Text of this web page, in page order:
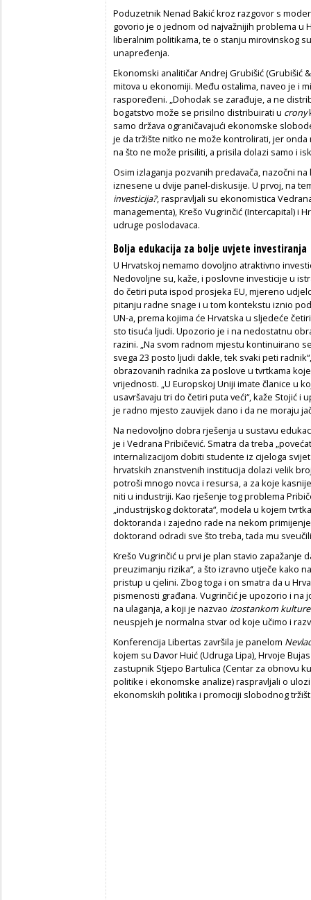
Poduzetnik Nenad Bakić kroz razgovor s
govorio je o jednom od najvažnijih problema u
liberalnim politikama, te o stanju mirovinskog
unapređenja.
Ekonomski analitičar Andrej Grubišić (Grubišić
mitova u ekonomiji. Među ostalima, naveo je i
raspoređeni. „Dohodak se zarađuje, a ne
bogatstvo može se prisilno distribuirati u crony
samo država ograničavajući ekonomske
je da tržište nitko ne može kontrolirati, jer
na što ne može prisiliti, a prisila dolazi samo i
Osim izlaganja pozvanih predavača, nazočni
iznesene u dvije panel-diskusije. U prvoj, na
investicija?, raspravljali su ekonomistica
managementa), Krešo Vugrinčić (Intercapital) i
udruge poslodavaca.
Bolja edukacija za bolje uvjete investiranja
U Hrvatskoj nemamo dovoljno atraktivno
Nedovoljne su, kaže, i poslovne investicije u
do četiri puta ispod prosjeka EU, mjereno
pitanju radne snage i u tom kontekstu iznio
UN-a, prema kojima će Hrvatska u sljedeće
sto tisuća ljudi. Upozorio je i na nedostatnu
razini. „Na svom radnom mjestu kontinuirano
svega 23 posto ljudi dakle, tek svaki peti
obrazovanih radnika za poslove u tvrtkama
vrijednosti. „U Europskoj Uniji imate članice u
usavršavaju tri do četiri puta veći“, kaže Stojić
je radno mjesto zauvijek dano i da ne moraju
Na nedovoljno dobra rješenja u sustavu
je i Vedrana Pribičević. Smatra da treba
internalizacijom dobiti studente iz cijeloga
hrvatskih znanstvenih institucija dolazi velik
potroši mnogo novca i resursa, a za koje
niti u industriji. Kao rješenje tog problema
„industrijskog doktorata“, modela u kojem
doktoranda i zajedno rade na nekom
doktorand odradi sve što treba, tada mu
Krešo Vugrinčić u prvi je plan stavio zapažanje
preuzimanju rizika“, a što izravno utječe kako
pristup u cjelini. Zbog toga i on smatra da u
pismenosti građana. Vugrinčić je upozorio i
na ulaganja, a koji je nazvao izostankom
neuspjeh je normalna stvar od koje učimo i
Konferencija Libertas završila je panelom
kojem su Davor Huić (Udruga Lipa), Hrvoje
zastupnik Stjepo Bartulica (Centar za obnovu
politike i ekonomske analize) raspravljali o
ekonomskih politika i promociji slobodnog